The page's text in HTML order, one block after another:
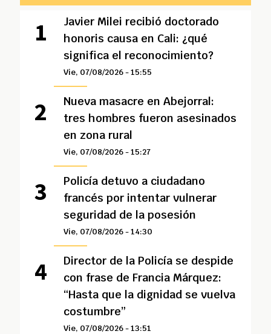
Javier Milei recibió doctorado
honoris causa en Cali: ¿qué
significa el reconocimiento?
Vie, 07/08/2026 - 15:55
Nueva masacre en Abejorral:
tres hombres fueron asesinados
en zona rural
Vie, 07/08/2026 - 15:27
Policía detuvo a ciudadano
francés por intentar vulnerar
seguridad de la posesión
Vie, 07/08/2026 - 14:30
Director de la Policía se despide
con frase de Francia Márquez:
“Hasta que la dignidad se vuelva
costumbre”
Vie, 07/08/2026 - 13:51